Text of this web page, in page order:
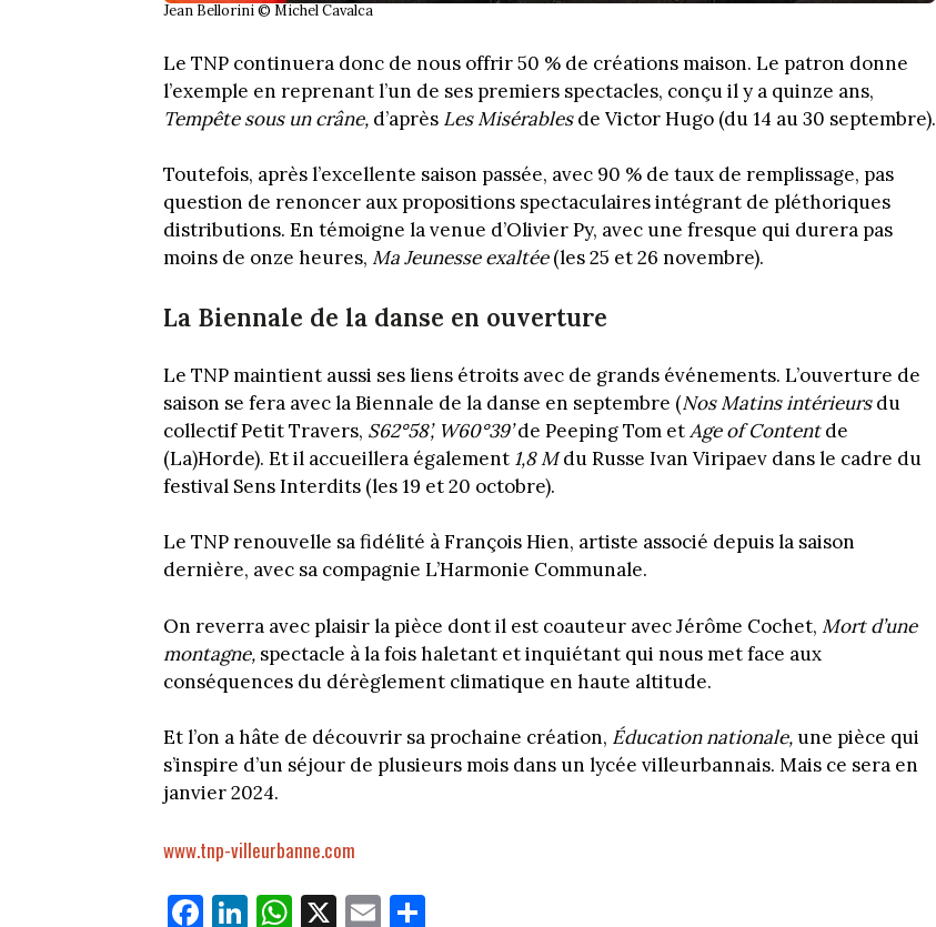
Jean Bellorini © Michel Cavalca
Le TNP continuera donc de nous offrir 50 % de créations maison. Le patron donne
l’exemple en reprenant l’un de ses premiers spectacles, conçu il y a quinze ans,
Tempête sous un crâne, d’après Les Misérablesde Victor Hugo (du 14 au 30 septembre).
Toutefois, après l’excellente saison passée, avec 90 % de taux de remplissage, pas
question de renoncer aux propositions spectaculaires intégrant de pléthoriques
distributions. En témoigne la venue d’Olivier Py, avec une fresque qui durera pas
moins de onze heures, Ma Jeunesse exaltée(les 25 et 26 novembre).
La Biennale de la danse en ouverture
Le TNP maintient aussi ses liens étroits avec de grands événements. L’ouverture de
saison se fera avec la Biennale de la danse en septembre (Nos Matins intérieursdu
collectif Petit Travers, S62°58’, W60°39’de Peeping Tom etAge of Contentde
(La)Horde). Et il accueillera également 1,8 Mdu Russe Ivan Viripaev dans le cadre du
festival Sens Interdits (les 19 et 20 octobre).
Le TNP renouvelle sa fidélité à François Hien, artiste associé depuis la saison
dernière, avec sa compagnie L’Harmonie Communale.
On reverra avec plaisir la pièce dont il est coauteur avec Jérôme Cochet, Mort d’une
montagne, spectacle à la fois haletant et inquiétant qui nous met face aux
conséquences du dérèglement climatique en haute altitude.
Et l’on a hâte de découvrir sa prochaine création, Éducation nationale, une pièce qui
s’inspire d’un séjour de plusieurs mois dans un lycée villeurbannais. Mais ce sera en
janvier 2024.
www.tnp-villeurbanne.com
Fa Li W X E